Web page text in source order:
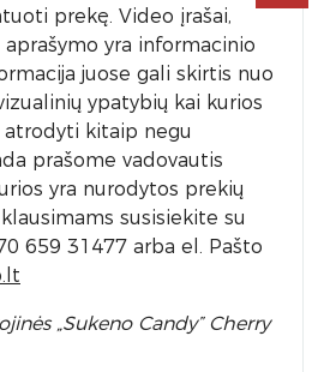
prekę. Video įrašai,
yra informacinio
juose gali skirtis nuo
ypatybių kai kurios
atrodyti kitaip negu
prašome vadovautis
yra nurodytos prekių
susisiekite su
659 31477 arba el. Pašto
„Sukeno Candy” Cherry